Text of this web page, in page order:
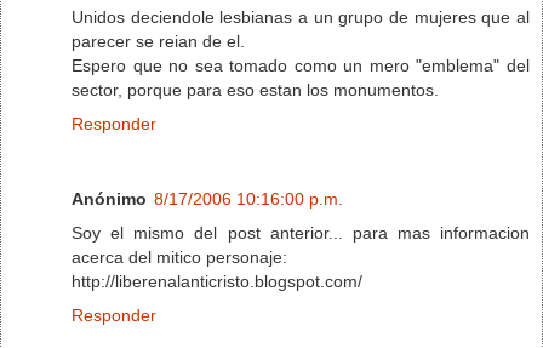
Unidos deciendole lesbianas a un grupo de mujeres que al
parecer se reian de el.
Espero que no sea tomado como un mero "emblema" del
sector, porque para eso estan los monumentos.
Responder
Anónimo 8/17/2006 10:16:00 p.m.
Soy el mismo del post anterior... para mas informacion
acerca del mitico personaje:
http://liberenalanticristo.blogspot.com/
Responder